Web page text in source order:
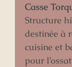
Casse
Structure
destinée à
cuisine et
pour